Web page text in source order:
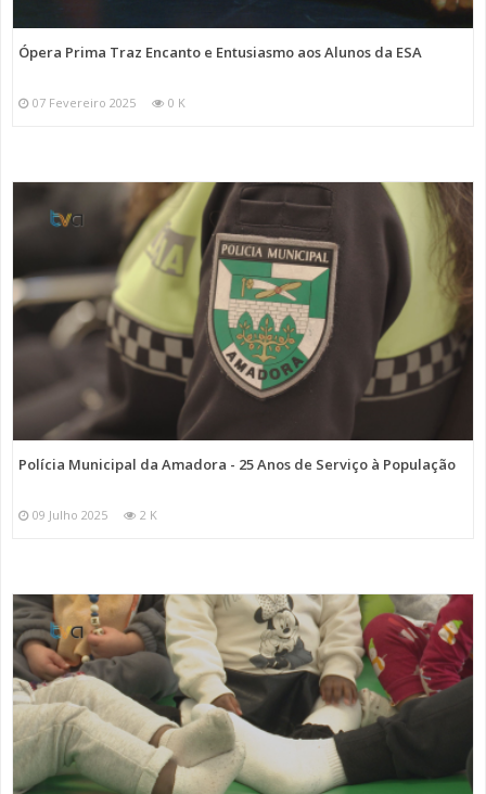
Ópera Prima Traz Encanto e Entusiasmo aos Alunos da ESA
07 Fevereiro 2025 0 K
Polícia Municipal da Amadora - 25 Anos de Serviço à População
09 Julho 2025 2 K